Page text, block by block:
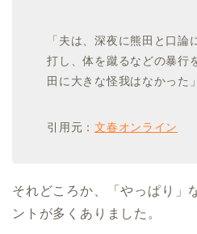
「夫は、深夜に熊田と口論
打し、体を蹴るなどの暴行
田に大きな怪我はなかった
引用元：文春オンライン
それどころか、「やっぱり」
ントが多くありました。